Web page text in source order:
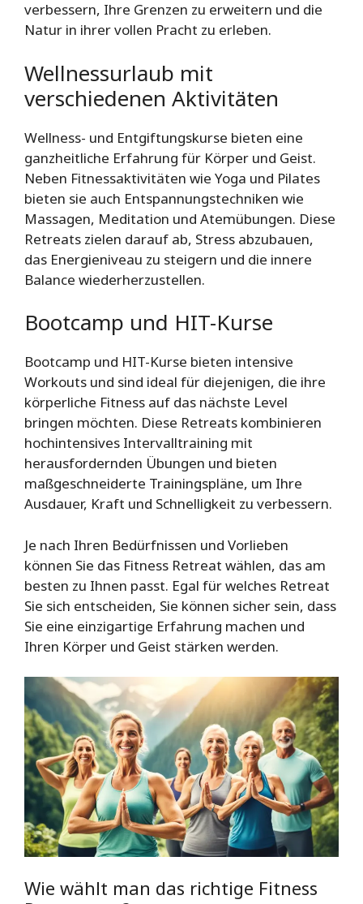
verbessern, Ihre Grenzen zu erweitern und die
Natur in ihrer vollen Pracht zu erleben.
Wellnessurlaub mit
verschiedenen Aktivitäten
Wellness- und Entgiftungskurse bieten eine
ganzheitliche Erfahrung für Körper und Geist.
Neben Fitnessaktivitäten wie Yoga und Pilates
bieten sie auch Entspannungstechniken wie
Massagen, Meditation und Atemübungen. Diese
Retreats zielen darauf ab, Stress abzubauen,
das Energieniveau zu steigern und die innere
Balance wiederherzustellen.
Bootcamp und HIT-Kurse
Bootcamp und HIT-Kurse bieten intensive
Workouts und sind ideal für diejenigen, die ihre
körperliche Fitness auf das nächste Level
bringen möchten. Diese Retreats kombinieren
hochintensives Intervalltraining mit
herausfordernden Übungen und bieten
maßgeschneiderte Trainingspläne, um Ihre
Ausdauer, Kraft und Schnelligkeit zu verbessern.
Je nach Ihren Bedürfnissen und Vorlieben
können Sie das Fitness Retreat wählen, das am
besten zu Ihnen passt. Egal für welches Retreat
Sie sich entscheiden, Sie können sicher sein, dass
Sie eine einzigartige Erfahrung machen und
Ihren Körper und Geist stärken werden.
Wie wählt man das richtige Fitness